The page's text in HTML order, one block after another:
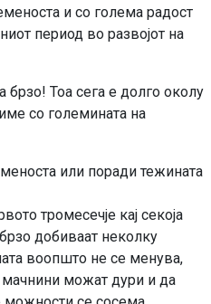
и со голема радост
период во развојот на
брзо! Тоа сега е долго околу
со големината на
или поради тежината
тромесечје кај секоја
добиваат неколку
воопшто не се менува,
можат дури и да